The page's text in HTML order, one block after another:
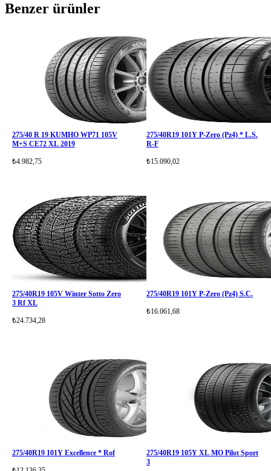
Benzer ürünler
275/40 R 19 KUMHO WP71 105V
M+S CE72 XL 2019
₺4.982,75
275/40R19 101Y P-Zero (Pz4) * L.S.
R-F
₺15.090,02
275/40R19 105V Winter Sotto Zero
3 Rf XL
₺24.734,28
275/40R19 101Y P-Zero (Pz4) S.C.
₺16.061,68
275/40R19 101Y Excellence * Rof
275/40R19 105Y XL MO Pilot Sport
3